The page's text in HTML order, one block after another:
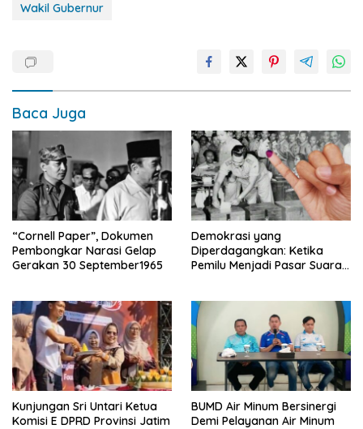
Wakil Gubernur
Baca Juga
“Cornell Paper”, Dokumen
Pembongkar Narasi Gelap
Gerakan 30 September1965
Demokrasi yang
Diperdagangkan: Ketika
Pemilu Menjadi Pasar Suara
Kunjungan Sri Untari Ketua
Komisi E DPRD Provinsi Jatim
BUMD Air Minum Bersinergi
Demi Pelayanan Air Minum